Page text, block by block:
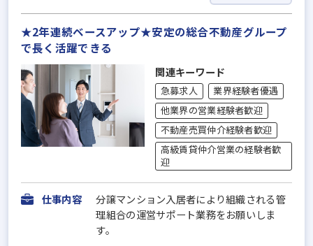
★2年連続ベースアップ★安定の総合不動産グループ
で長く活躍できる
関連キーワード
急募求人
業界経験者優遇
他業界の営業経験者歓迎
不動産売買仲介経験者歓迎
高級賃貸仲介営業の経験者歓
迎
仕事内容
分譲マンション入居者により組織される管
理組合の運営サポート業務をお願いしま
す。